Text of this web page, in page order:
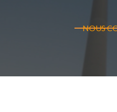
NOUS